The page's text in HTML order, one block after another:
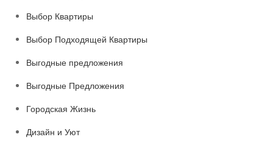
Выбор Квартиры
Выбор Подходящей Квартиры
Выгодные предложения
Выгодные Предложения
Городская Жизнь
Дизайн и Уют